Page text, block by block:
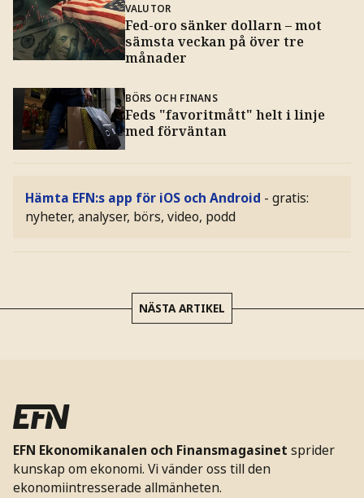
VALUTOR
Fed-oro sänker dollarn – mot
sämsta veckan på över tre
månader
BÖRS OCH FINANS
Feds "favoritmått" helt i linje
med förväntan
Hämta EFN:s app för iOS och Android - gratis:
nyheter, analyser, börs, video, podd
NÄSTA ARTIKEL
EFN Ekonomikanalen och Finansmagasinet sprider
kunskap om ekonomi. Vi vänder oss till den
ekonomiintresserade allmänheten.